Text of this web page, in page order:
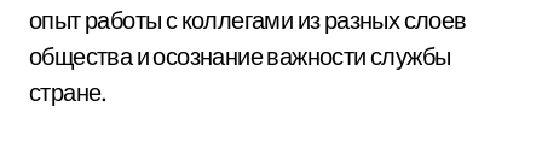
опыт работы с коллегами из разных слоев
общества и осознание важности службы
стране.